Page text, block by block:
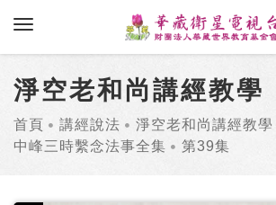
toggle navigation
淨空老和尚講經教學
首頁 講經說法
淨空老和尚講經教學
中峰三時繫念法事全集
第39集